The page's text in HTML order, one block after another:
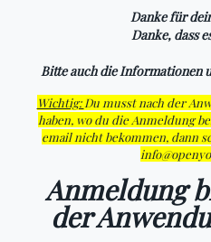
Danke für
Danke, dass
Bitte auch die Informationen
Wichtig: Du musst nach der
haben, wo du die Anmeldung
email nicht bekommen, dann
Anmeldung
der